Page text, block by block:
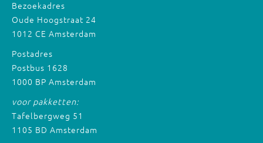
Bezoekadres
Oude Hoogstraat 24
1012 CE Amsterdam
Postadres
Postbus 1628
1000 BP Amsterdam
voor pakketten:
Tafelbergweg 51
1105 BD Amsterdam